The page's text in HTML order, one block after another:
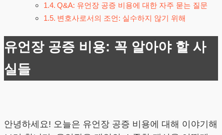
Q&A: 유언장 공증 비용에 대한 자주 묻는 질문
변호사로서의 조언: 실수하지 않기 위해
유언장 공증 비용: 꼭 알아야 할 사
실들
안녕하세요! 오늘은 유언장 공증 비용에 대해 이야기해